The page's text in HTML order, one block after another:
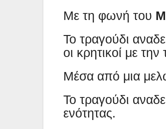
Με τη φωνή του
Το τραγούδι
οι κρητικοί με την
Μέσα από μια
Το τραγούδι
ενότητας.